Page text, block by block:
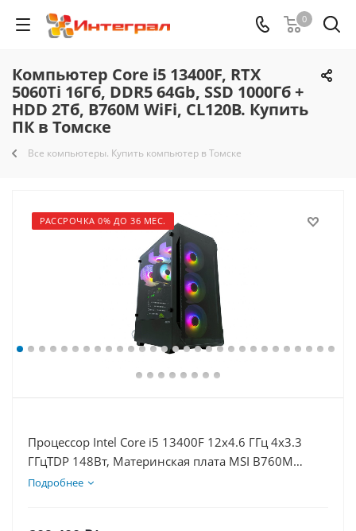
0
Компьютер Core i5 13400F, RTX
5060Ti 16Гб, DDR5 64Gb, SSD 1000Гб +
HDD 2Тб, B760M WiFi, CL120B. Купить
ПК в Томске
Все компьютеры. Купить компьютер в Томске
РАССРОЧКА 0% ДО 36 МЕС.
Процессор Intel Core i5 13400F 12x4.6 ГГц 4x3.3
ГГцTDP 148Вт, Материнская плата MSI B760M
BOMBER WIFI D5, Видеокарта RTX 5060Ti 16Гб,
Подробнее